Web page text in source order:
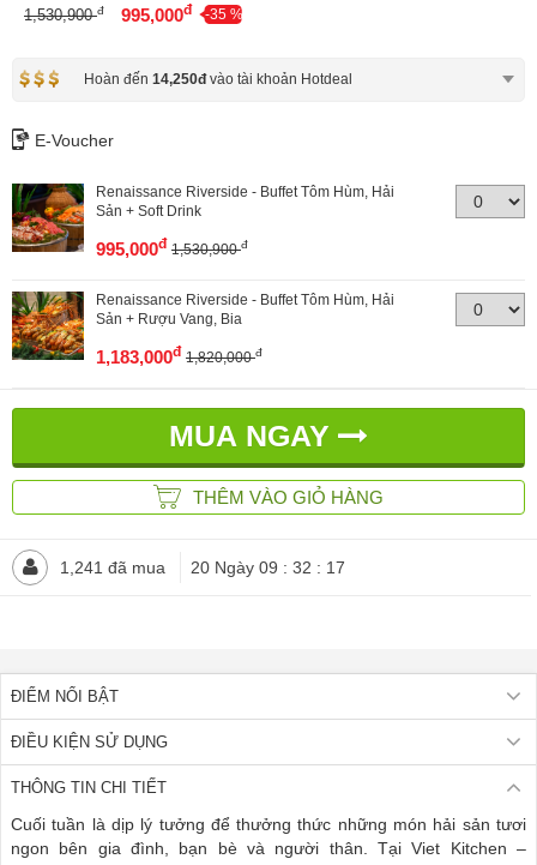
1,530,900đ 995,000đ -35 %
Hoàn đến14,250đvào tài khoản Hotdeal
E-Voucher
Renaissance Riverside - Buffet Tôm Hùm, Hải
Sản + Soft Drink
995,000đ 1,530,900đ
Renaissance Riverside - Buffet Tôm Hùm, Hải
Sản + Rượu Vang, Bia
1,183,000đ 1,820,000đ
MUA NGAY
THÊM VÀO GIỎ HÀNG
1,241 đã mua 20 Ngày 09 : 32 : 15
ĐIỂM NỔI BẬT
ĐIỀU KIỆN SỬ DỤNG
THÔNG TIN CHI TIẾT
Cuối tuần là dịp lý tưởng để thưởng thức những món hải sản tươi
ngon bên gia đình, bạn bè và người thân. Tại Viet Kitchen –